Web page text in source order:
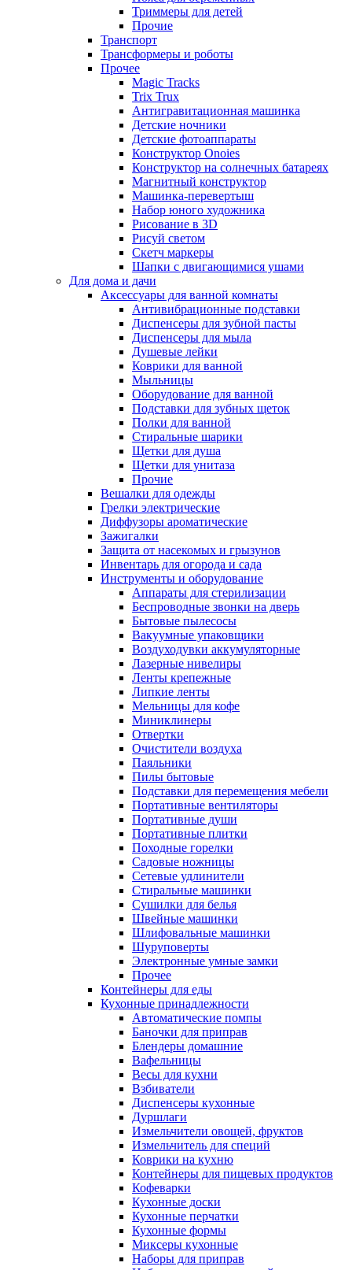
Триммеры для детей
Прочие
Транспорт
Трансформеры и роботы
Прочее
Magic Tracks
Trix Trux
Антигравитационная машинка
Детские ночники
Детские фотоаппараты
Конструктор Onoies
Конструктор на солнечных батареях
Магнитный конструктор
Машинка-перевертыш
Набор юного художника
Рисование в 3D
Рисуй светом
Скетч маркеры
Шапки с двигающимися ушами
Для дома и дачи
Аксессуары для ванной комнаты
Антивибрационные подставки
Диспенсеры для зубной пасты
Диспенсеры для мыла
Душевые лейки
Коврики для ванной
Мыльницы
Оборудование для ванной
Подставки для зубных щеток
Полки для ванной
Стиральные шарики
Щетки для душа
Щетки для унитаза
Прочие
Вешалки для одежды
Грелки электрические
Диффузоры ароматические
Зажигалки
Защита от насекомых и грызунов
Инвентарь для огорода и сада
Инструменты и оборудование
Аппараты для стерилизации
Беспроводные звонки на дверь
Бытовые пылесосы
Вакуумные упаковщики
Воздуходувки аккумуляторные
Лазерные нивелиры
Ленты крепежные
Липкие ленты
Мельницы для кофе
Миниклинеры
Отвертки
Очистители воздуха
Паяльники
Пилы бытовые
Подставки для перемещения мебели
Портативные вентиляторы
Портативные души
Портативные плитки
Походные горелки
Садовые ножницы
Сетевые удлинители
Стиральные машинки
Сушилки для белья
Швейные машинки
Шлифовальные машинки
Шуруповерты
Электронные умные замки
Прочее
Контейнеры для еды
Кухонные принадлежности
Автоматические помпы
Баночки для приправ
Блендеры домашние
Вафельницы
Весы для кухни
Взбиватели
Диспенсеры кухонные
Дуршлаги
Измельчители овощей, фруктов
Измельчитель для специй
Коврики на кухню
Контейнеры для пищевых продуктов
Кофеварки
Кухонные доски
Кухонные перчатки
Кухонные формы
Миксеры кухонные
Наборы для приправ